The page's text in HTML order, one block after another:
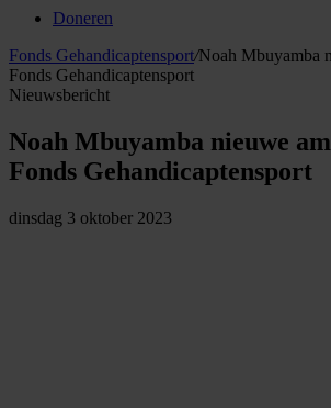
Doneren
Fonds Gehandicaptensport/Noah Mbuyamba
Fonds Gehandicaptensport
Nieuwsbericht
Noah Mbuyamba nieuwe
Fonds Gehandicaptensport
dinsdag 3 oktober 2023